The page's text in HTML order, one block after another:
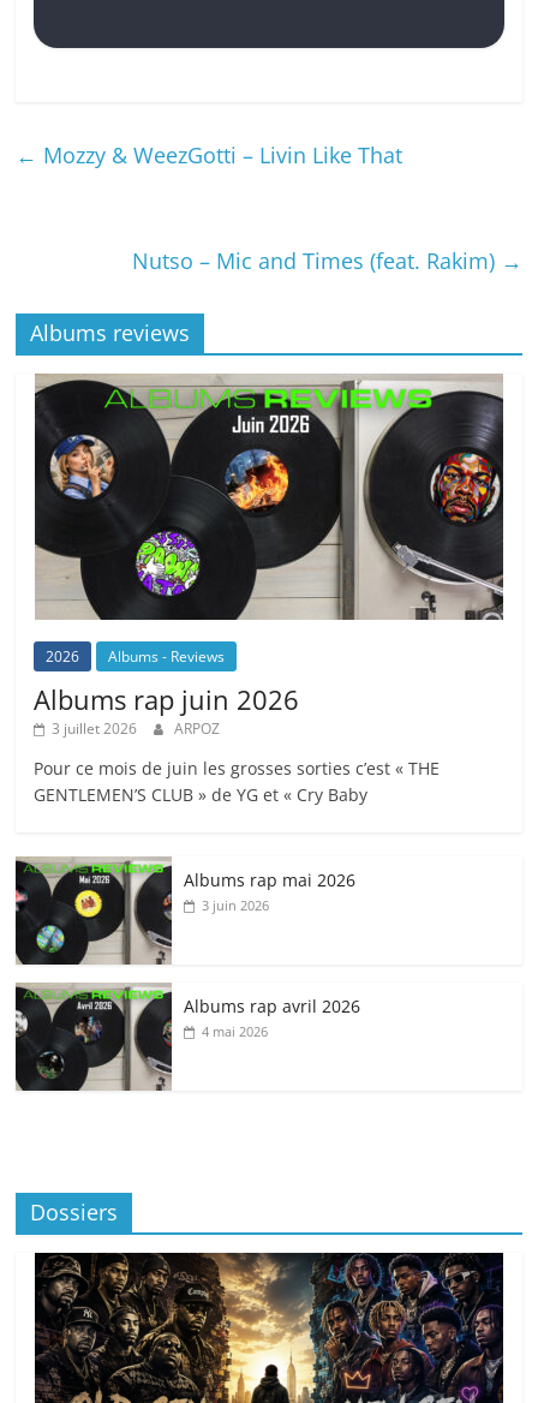
← Mozzy & WeezGotti – Livin Like That
Nutso – Mic and Times (feat. Rakim) →
Albums reviews
2026 Albums - Reviews
Albums rap juin 2026
3 juillet 2026 ARPOZ
Pour ce mois de juin les grosses sorties c’est « THE
GENTLEMEN’S CLUB » de YG et « Cry Baby
Albums rap mai 2026
3 juin 2026
Albums rap avril 2026
4 mai 2026
Dossiers